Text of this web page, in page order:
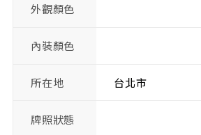
外觀顏色
內裝顏色
所在地 台北市
牌照狀態